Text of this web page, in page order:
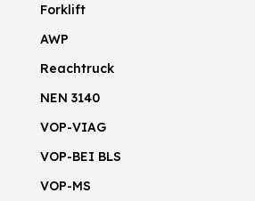
Forklift
AWP
Reachtruck
NEN 3140
VOP-VIAG
VOP-BEI BLS
VOP-MS